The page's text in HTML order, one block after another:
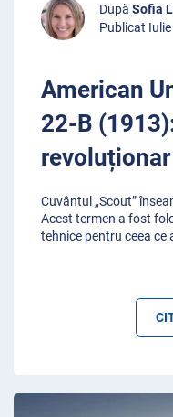
După Sofia
Publicat
American
22-B
revoluționar
Cuvântul „Scout”
Acest termen a fost
tehnice pentru ceea ce